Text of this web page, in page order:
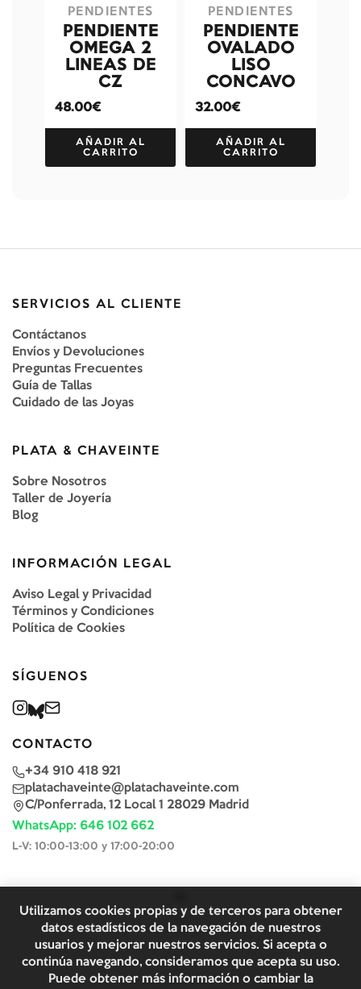
PENDIENTES
PENDIENTE
OMEGA 2
LINEAS DE
CZ
48.00€
AÑADIR AL
CARRITO
PENDIENTES
PENDIENTE
OVALADO
LISO
CONCAVO
32.00€
AÑADIR AL
CARRITO
SERVICIOS AL CLIENTE
Contáctanos
Envíos y Devoluciones
Preguntas Frecuentes
Guía de Tallas
Cuidado de las Joyas
PLATA & CHAVEINTE
Sobre Nosotros
Taller de Joyería
Blog
INFORMACIÓN LEGAL
Aviso Legal y Privacidad
Términos y Condiciones
Política de Cookies
SÍGUENOS
CONTACTO
+34 910 418 921
platachaveinte@platachaveinte.com
C/Ponferrada, 12 Local 1 28029 Madrid
WhatsApp: 646 102 662
L-V: 10:00-13:00 y 17:00-20:00
Utilizamos cookies propias y de terceros para obtener
datos estadísticos de la navegación de nuestros
usuarios y mejorar nuestros servicios. Si acepta o
continúa navegando, consideramos que acepta su uso.
Puede obtener más información o cambiar la